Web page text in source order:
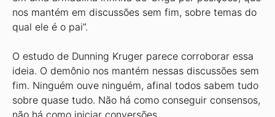
nos mantém em discussões sem fim, sobre temas do
qual ele é o pai”.
O estudo de Dunning Kruger parece corroborar essa
ideia. O demônio nos mantém nessas discussões sem
fim. Ninguém ouve ninguém, afinal todos sabem tudo
sobre quase tudo. Não há como conseguir consensos,
não há como iniciar conversões.